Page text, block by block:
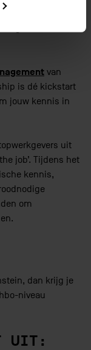
open te klikken
van
is dé kickstart
jouw kennis in
uit
job’. Tijdens het
kennis,
om
dan krijg je
niveau
UIT: